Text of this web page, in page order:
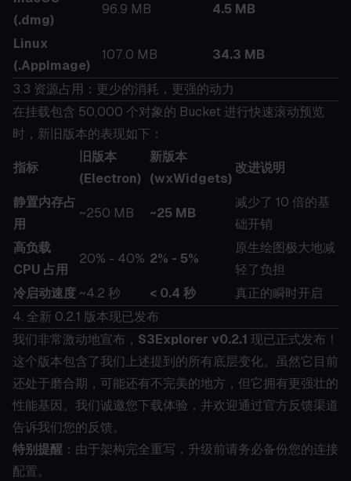
(.dmg)
96.9 MB 4.5 MB
Linux
(.AppImage)
107.0 MB 34.3 MB
3.3 资源占用：更少的消耗，更强的动力
在挂载包含 50,000 个对象的 Bucket 进行快速滚动预览
时，新旧版本的表现如下：
指标
旧版本
(Electron)
新版本
(wxWidgets)
改进说明
静置内存占
用
~250 MB ~25 MB
减少了 10 倍的基
础开销
高负载
CPU 占用
20% - 40% 2% - 5%
原生绘图极大地减
轻了负担
冷启动速度 ~4.2 秒 < 0.4 秒
真正的瞬时开启
4. 全新 0.2.1 版本现已发布
我们非常激动地宣布， S3Explorer v0.2.1 现已正式发布！
这个版本包含了我们上述提到的所有底层变化。虽然它目前
还处于磨合期，可能还有不完美的地方，但它拥有更强壮的
性能基因。我们诚邀您下载体验，并欢迎通过官方反馈渠道
告诉我们您的反馈。
特别提醒 ：由于架构完全重写，升级前请务必备份您的连接
配置。